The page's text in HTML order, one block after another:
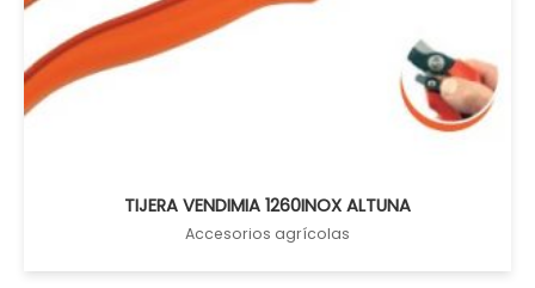
TIJERA VENDIMIA 1260INOX ALTUNA
Accesorios agrícolas